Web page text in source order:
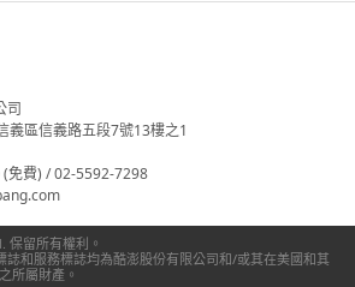
司
義區信義路五段7號13樓之1
免費) / 02-5592-7298
留所有權利。
誌和服務標誌均為酷澎股份有限公司和/或其在美國和其
所屬財產。